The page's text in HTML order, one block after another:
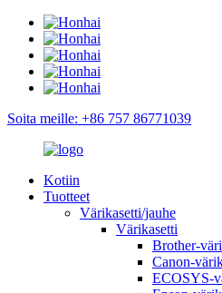
Soita meille: +86 757 86771039
Kotiin
Tuotteet
Värikasetti/jauhe
Värikasetti
Brother-
Canon-
ECOSYS-